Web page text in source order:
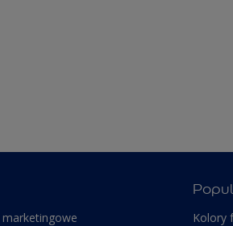
marketingowe
Kolory